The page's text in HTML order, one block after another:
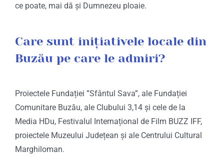
ce poate, mai dă și Dumnezeu ploaie.
Care sunt inițiativele locale din
Buzău pe care le admiri?
Proiectele Fundației ”Sfântul Sava”, ale Fundației
Comunitare Buzău, ale Clubului 3,14 și cele de la
Media HDu, Festivalul Internațional de Film BUZZ IFF,
proiectele Muzeului Județean și ale Centrului Cultural
Marghiloman.